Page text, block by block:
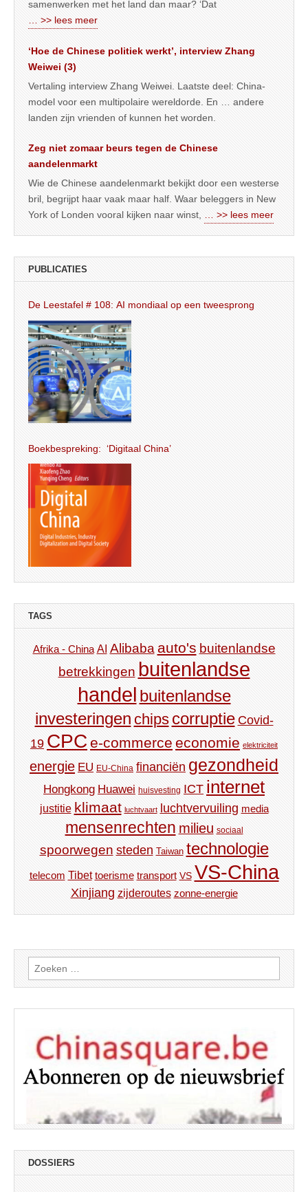
samenwerken met het land dan maar? ‘Dat
… >> lees meer
‘Hoe de Chinese politiek werkt’, interview Zhang
Weiwei (3)
Vertaling interview Zhang Weiwei. Laatste deel: China-
model voor een multipolaire wereldorde. En … andere
landen zijn vrienden of kunnen het worden.
Zeg niet zomaar beurs tegen de Chinese
aandelenmarkt
Wie de Chinese aandelenmarkt bekijkt door een westerse
bril, begrijpt haar vaak maar half. Waar beleggers in New
York of Londen vooral kijken naar winst, … >> lees meer
PUBLICATIES
De Leestafel # 108: AI mondiaal op een tweesprong
Boekbespreking: ‘Digitaal China’
TAGS
Afrika - China AI Alibaba auto's buitenlandse
betrekkingen buitenlandse
handel buitenlandse
investeringen chips corruptie Covid-
19 CPC e-commerce economie elektriciteit
energie EU EU-China financiën gezondheid
Hongkong Huawei huisvesting ICT internet
justitie klimaat luchtvaart luchtvervuiling media
mensenrechten milieu sociaal
spoorwegen steden Taiwan technologie
telecom Tibet toerisme transport VS VS-China
Xinjiang zijderoutes zonne-energie
Zoeken
naar:
DOSSIERS